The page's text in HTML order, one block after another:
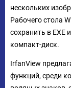
нескольких
Рабочего стола
сохранить в EXE
компакт-диск.
IrfanView
функций, среди